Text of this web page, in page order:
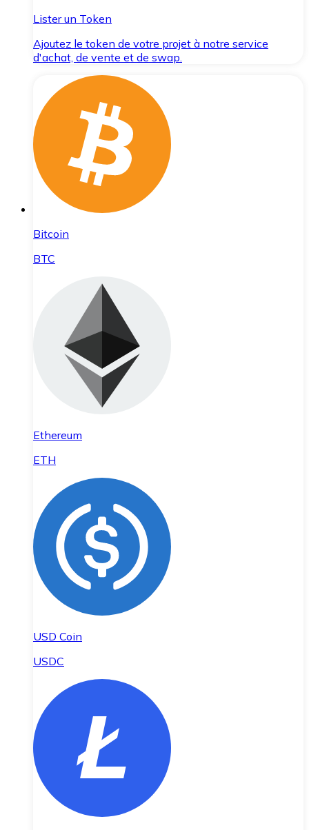
Lister un Token
Ajoutez le token de votre projet à notre service
d'achat, de vente et de swap.
Bitcoin
BTC
Ethereum
ETH
USD Coin
USDC